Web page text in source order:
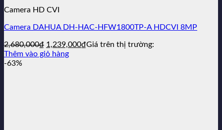
Camera HD CVI
Camera DAHUA DH-HAC-HFW1800TP-A HDCVI 8MP
2,680,000₫ Giá
gốc
1,239,000₫Giá
Giá trên thị trường:
Thêm vào giỏ hàng
-63%